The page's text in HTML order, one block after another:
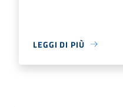
LEGGI DI PIÙ